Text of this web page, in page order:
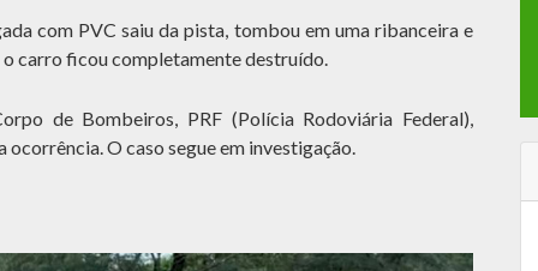
com PVC saiu da pista, tombou em uma ribanceira e
carro ficou completamente destruído.
de Bombeiros, PRF (Polícia Rodoviária Federal),
O caso segue em investigação.